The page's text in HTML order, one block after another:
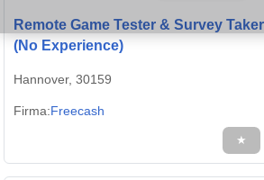
Remote Game Tester & Survey
(No Experience)
Hannover, 30159
Firma:Freecash
★